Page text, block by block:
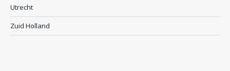
Utrecht
Zuid Holland